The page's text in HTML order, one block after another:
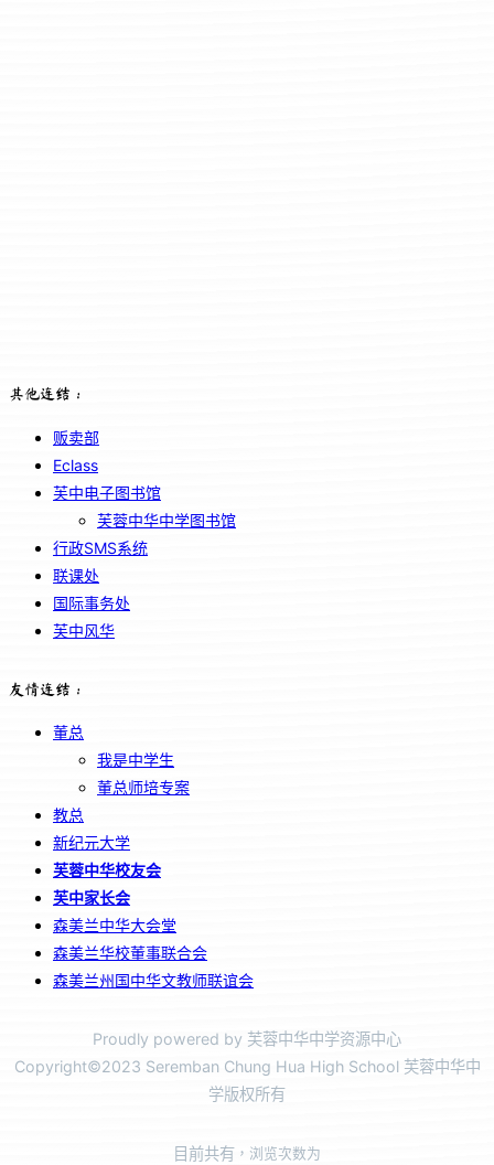
其他连结：
贩卖部
Eclass
芙中电子图书馆
芙蓉中华中学图书馆
行政SMS系统
联课处
国际事务处
芙中风华
友情连结：
董总
我是中学生
董总师培专案
教总
新纪元大学
芙蓉中华校友会
芙中家长会
森美兰中华大会堂
森美兰华校董事联合会
森美兰州国中华文教师联谊会
Proudly powered by 芙蓉中华中学资源中心
Copyright©2023 Seremban Chung Hua High School 芙蓉中华中
学版权所有
目前共有 ，浏览次数为